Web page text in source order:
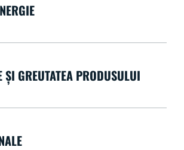
GREUTATEA PRODUSULUI